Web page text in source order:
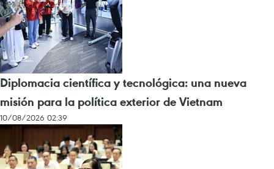
Diplomacia científica y tecnológica: una nueva
misión para la política exterior de Vietnam
10/08/2026 02:39